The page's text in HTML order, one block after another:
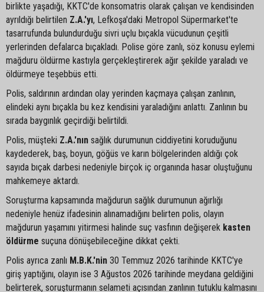
birlikte yaşadığı, KKTC'de konsomatris olarak çalışan ve kendisinden
ayrıldığı belirtilen Z.A.'yı, Lefkoşa'daki Metropol Süpermarket'te
tasarrufunda bulundurduğu sivri uçlu bıçakla vücudunun çeşitli
yerlerinden defalarca bıçakladı. Polise göre zanlı, söz konusu eylemi
mağduru öldürme kastıyla gerçekleştirerek ağır şekilde yaraladı ve
öldürmeye teşebbüs etti.
Polis, saldırının ardından olay yerinden kaçmaya çalışan zanlının,
elindeki aynı bıçakla bu kez kendisini yaraladığını anlattı. Zanlının bu
sırada baygınlık geçirdiği belirtildi.
Polis, müşteki Z.A.'nın sağlık durumunun ciddiyetini koruduğunu
kaydederek, baş, boyun, göğüs ve karın bölgelerinden aldığı çok
sayıda bıçak darbesi nedeniyle birçok iç organında hasar oluştuğunu
mahkemeye aktardı.
Soruşturma kapsamında mağdurun sağlık durumunun ağırlığı
nedeniyle henüz ifadesinin alınamadığını belirten polis, olayın
mağdurun yaşamını yitirmesi halinde suç vasfının değişerek kasten
öldürme suçuna dönüşebileceğine dikkat çekti.
Polis ayrıca zanlı M.B.K.'nin 30 Temmuz 2026 tarihinde KKTC'ye
giriş yaptığını, olayın ise 3 Ağustos 2026 tarihinde meydana geldiğini
belirterek, soruşturmanın selameti açısından zanlının tutuklu kalmasını